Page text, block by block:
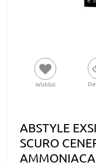
Wishlist
ABSTYLE
SCURO